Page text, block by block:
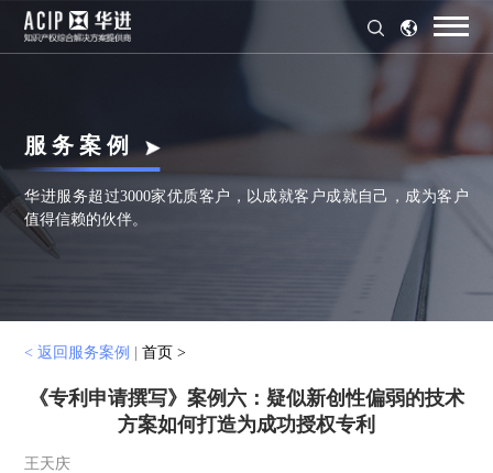
服 务 案 例
华进服务超过3000家优质客户，以成就客户成就自己，成为客户
值得信赖的伙伴。
< 返回服务案例 |首页 >
《专利申请撰写》案例六：疑似新创性偏弱的技术
方案如何打造为成功授权专利
王天庆